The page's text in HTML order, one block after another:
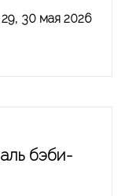
30 мая 2026
бэби-